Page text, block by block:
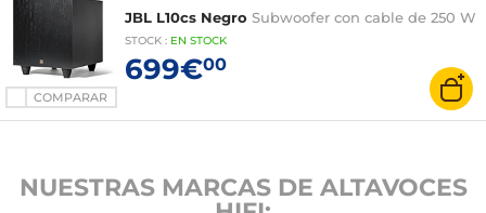
COMPARAR
JBL L10cs Negro Subwoofer con cable de 250 W
STOCK : EN STOCK
699€00
NUESTRAS MARCAS DE ALTAVOCES